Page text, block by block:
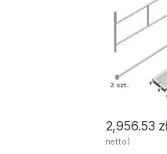
2,956.53
netto)